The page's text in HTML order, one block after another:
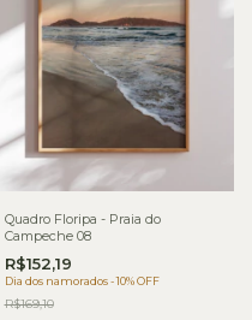
Quadro Floripa - Praia do
Campeche 08
R$152,19
Dia dos namorados - 10% OFF
R$169,10